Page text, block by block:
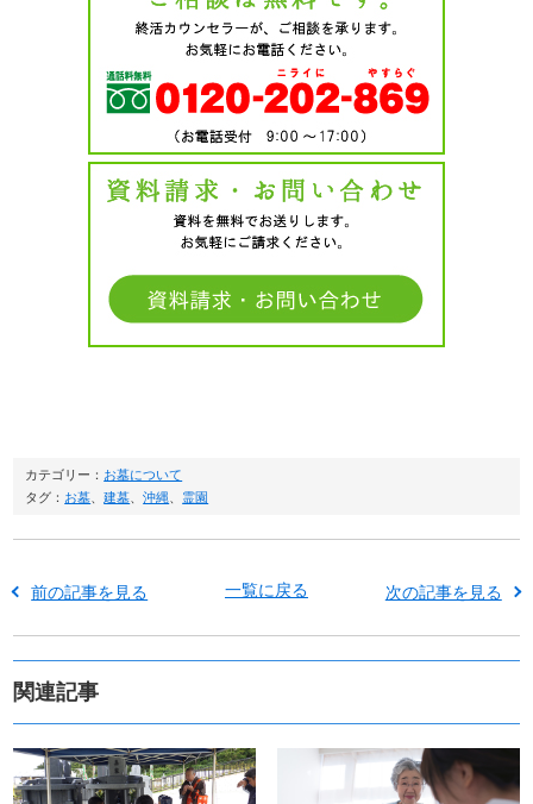
カテゴリー： お墓について
タグ： お墓 、建墓 、沖縄 霊園
前の記事を見る 一覧に戻る 次の記事を見る
関連記事